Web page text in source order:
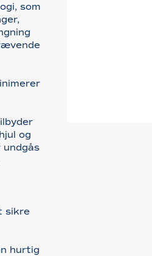
som
og
undgås
sikre
hurtig